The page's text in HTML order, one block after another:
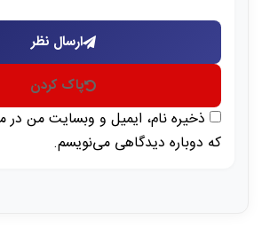
ارسال نظر
پاک کردن
ذخیره نام، ایمیل و وبسایت من در
که دوباره دیدگاهی می‌نویسم.